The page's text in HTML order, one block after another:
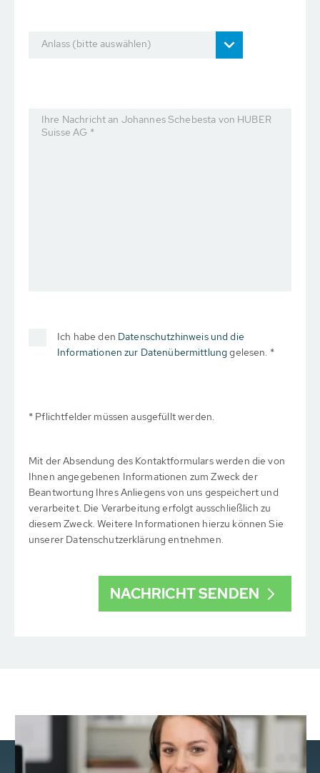
Anlass (bitte auswählen)
Ihre Nachricht an Johannes Schebesta von HUBER
Suisse AG *
Ich habe den Datenschutzhinweis und die
Informationen zur Datenübermittlunggelesen. *
* Pflichtfelder müssen ausgefüllt werden.
Mit der Absendung des Kontaktformulars werden die von
Ihnen angegebenen Informationen zum Zweck der
Beantwortung Ihres Anliegens von uns gespeichert und
verarbeitet. Die Verarbeitung erfolgt ausschließlich zu
diesem Zweck. Weitere Informationen hierzu können Sie
unserer Datenschutzerklärung entnehmen.